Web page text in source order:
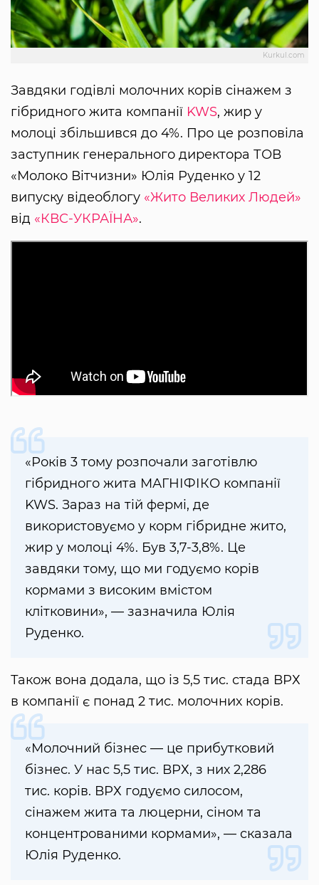
Kurkul.com
Завдяки годівлі молочних корів сінажем з
гібридного жита компанії KWS, жир у
молоці збільшився до 4%. Про це розповіла
заступник генерального директора ТОВ
«Молоко Вітчизни» Юлія Руденко у 12
випуску відеоблогу «Жито Великих Людей»
від «КВС-УКРАЇНА».
«Років 3 тому розпочали заготівлю
гібридного жита МАГНІФІКО компанії
KWS. Зараз на тій фермі, де
використовуємо у корм гібридне жито,
жир у молоці 4%. Був 3,7-3,8%. Це
завдяки тому, що ми годуємо корів
кормами з високим вмістом
клітковини», — зазначила Юлія
Руденко.
Також вона додала, що із 5,5 тис. стада ВРХ
в компанії є понад 2 тис. молочних корів.
«Молочний бізнес — це прибутковий
бізнес. У нас 5,5 тис. ВРХ, з них 2,286
тис. корів. ВРХ годуємо силосом,
сінажем жита та люцерни, сіном та
концентрованими кормами», — сказала
Юлія Руденко.